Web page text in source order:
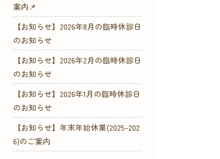
案内📌
【お知らせ】2026年8月の臨時休診日
のお知らせ
【お知らせ】2026年2月の臨時休診日
のお知らせ
【お知らせ】2026年1月の臨時休診日
のお知らせ
【お知らせ】年末年始休業(2025-202
6)のご案内